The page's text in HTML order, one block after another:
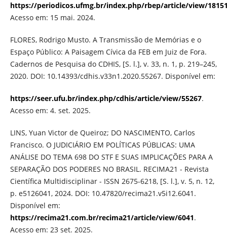
https://periodicos.ufmg.br/index.php/rbep/article/view/
Acesso em: 15 mai. 2024.
FLORES, Rodrigo Musto. A Transmissão de Memórias e o
Espaço Público: A Paisagem Cívica da FEB em Juiz de Fora.
Cadernos de Pesquisa do CDHIS, [S. l.], v. 33, n. 1, p. 219–245,
2020. DOI: 10.14393/cdhis.v33n1.2020.55267. Disponível em:
https://seer.ufu.br/index.php/cdhis/article/view/55267.
Acesso em: 4. set. 2025.
LINS, Yuan Victor de Queiroz; DO NASCIMENTO, Carlos
Francisco. O JUDICIÁRIO EM POLÍTICAS PÚBLICAS: UMA
ANÁLISE DO TEMA 698 DO STF E SUAS IMPLICAÇÕES PARA A
SEPARAÇÃO DOS PODERES NO BRASIL. RECIMA21 - Revista
Científica Multidisciplinar - ISSN 2675-6218, [S. l.], v. 5, n. 12,
p. e5126041, 2024. DOI: 10.47820/recima21.v5i12.6041.
Disponível em:
https://recima21.com.br/recima21/article/view/6041.
Acesso em: 23 set. 2025.